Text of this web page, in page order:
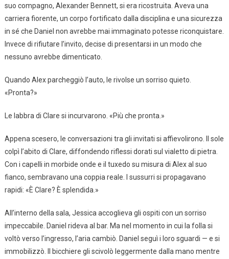
suo compagno, Alexander Bennett, si era ricostruita. Aveva una
carriera fiorente, un corpo fortificato dalla disciplina e una sicurezza
in sé che Daniel non avrebbe mai immaginato potesse riconquistare.
Invece di rifiutare l’invito, decise di presentarsi in un modo che
nessuno avrebbe dimenticato.
Quando Alex parcheggiò l’auto, le rivolse un sorriso quieto.
«Pronta?»
Le labbra di Clare si incurvarono. «Più che pronta.»
Appena scesero, le conversazioni tra gli invitati si affievolirono. Il sole
colpì l’abito di Clare, diffondendo riflessi dorati sul vialetto di pietra.
Con i capelli in morbide onde e il tuxedo su misura di Alex al suo
fianco, sembravano una coppia reale. I sussurri si propagavano
rapidi: «È Clare? È splendida.»
All’interno della sala, Jessica accoglieva gli ospiti con un sorriso
impeccabile. Daniel rideva al bar. Ma nel momento in cui la folla si
voltò verso l’ingresso, l’aria cambiò. Daniel seguì i loro sguardi — e si
immobilizzò. Il bicchiere gli scivolò leggermente dalla mano mentre